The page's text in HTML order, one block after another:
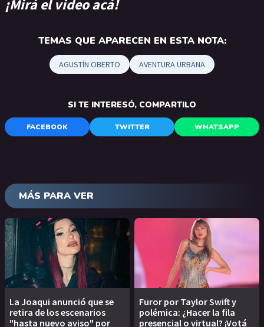
¡Mirá el video acá!
TEMAS QUE APARECEN EN ESTA NOTA:
AGUSTÍN OBERTO AVENTURA URBANA
SI TE INTERESÓ, COMPARTILO
FACEBOOK TWITTER WHATSAPP
MÁS PARA VER
La Joaqui anunció que se
retira de los escenarios
"hasta nuevo aviso" por
Furor por Taylor Swift y
polémica: ¿Hacer la fila
presencial o virtual? ¡Votá